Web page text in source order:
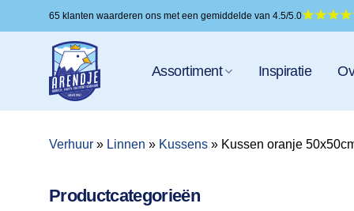
naar
65 klanten waarderen ons met een gemiddelde van 4.5/5.0
Assortiment Inspiratie
Verhuur » Linnen » Kussens » Kussen oranje
Productcategorieën